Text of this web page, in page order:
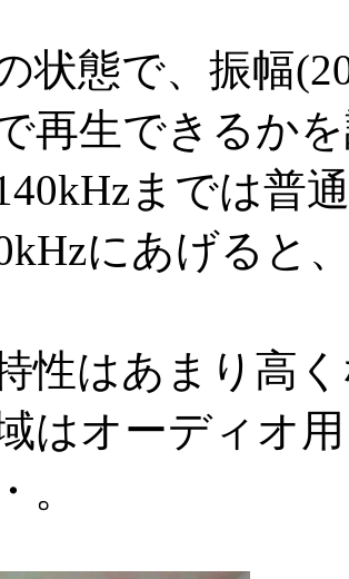
状態で、振幅
再生できるか
までは普
にあげると
性はあまり高
はオーディオ
。